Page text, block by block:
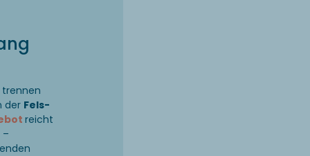
trennen
der Fels-
reicht
–